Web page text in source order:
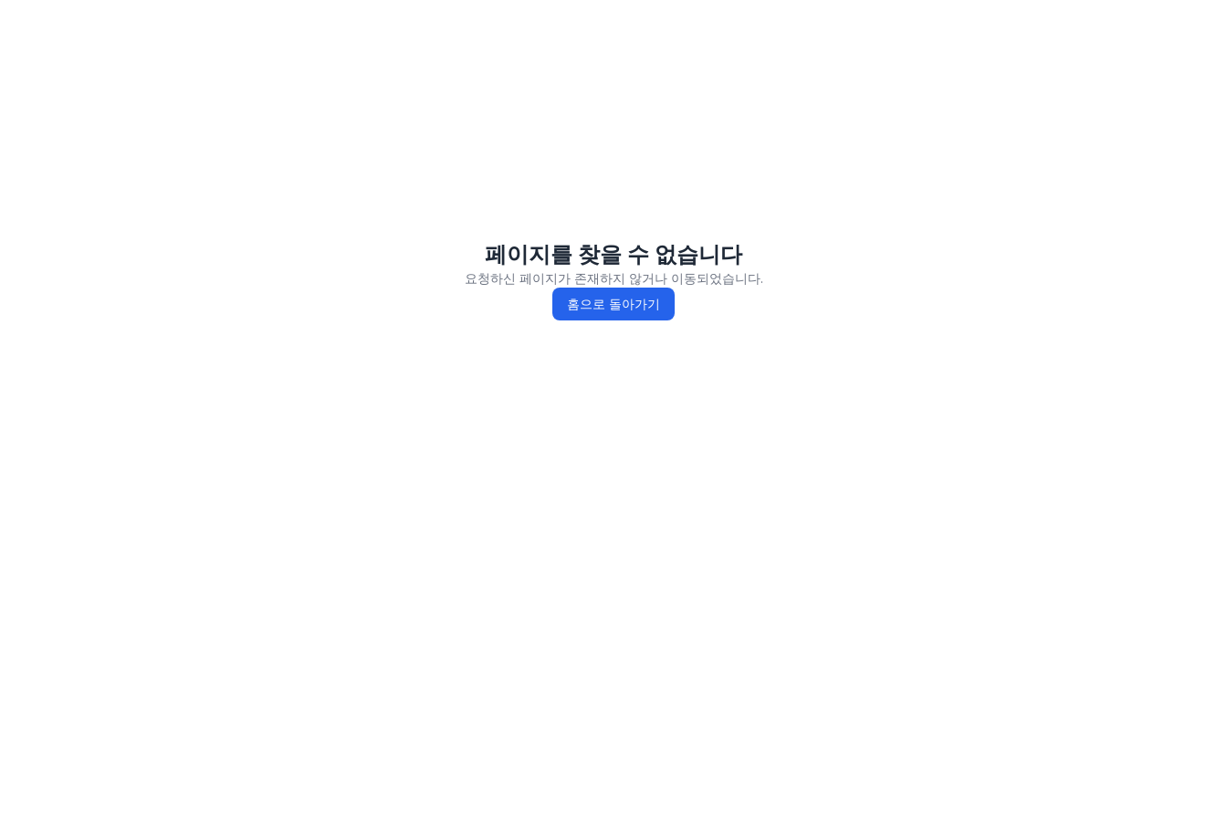
페이지를 찾을 수 없습니다
요청하신 페이지가 존재하지 않거나 이동되었습니다.
홈으로 돌아가기